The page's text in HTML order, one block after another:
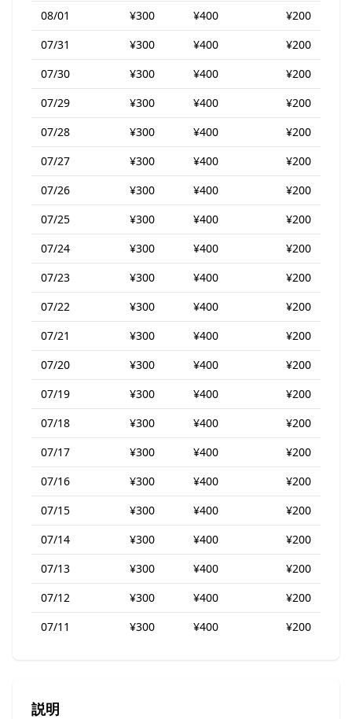
08/01 ¥300 ¥400
¥200
07/31
¥300 ¥400
¥200
07/30
¥300 ¥400
¥200
07/29
¥300 ¥400
¥200
07/28
¥300 ¥400
¥200
07/27
¥300 ¥400
¥200
07/26
¥300 ¥400
¥200
07/25
¥300 ¥400
¥200
07/24
¥300 ¥400
¥200
07/23
¥300 ¥400
¥200
07/22
¥300 ¥400
¥200
07/21
¥300 ¥400
¥200
07/20
¥300 ¥400
¥200
07/19
¥300 ¥400
¥200
07/18
¥300 ¥400
¥200
07/17
¥300 ¥400
¥200
07/16
¥300 ¥400
¥200
07/15
¥300 ¥400
¥200
07/14
¥300 ¥400
¥200
07/13
¥300 ¥400
¥200
07/12
¥300 ¥400
¥200
07/11
¥300 ¥400 ¥200
説明